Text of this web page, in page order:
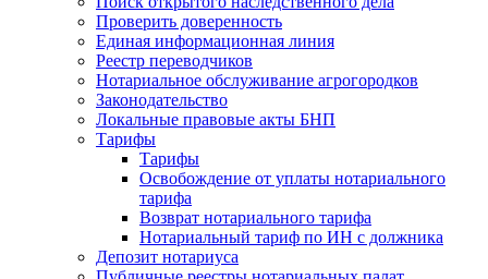
Проверить доверенность
Единая информационная линия
Реестр переводчиков
Нотариальное обслуживание агрогородков
Законодательство
Локальные правовые акты БНП
Тарифы
Тарифы
Освобождение от уплаты нотариального
тарифа
Возврат нотариального тарифа
Нотариальный тариф по ИН с должника
Депозит нотариуса